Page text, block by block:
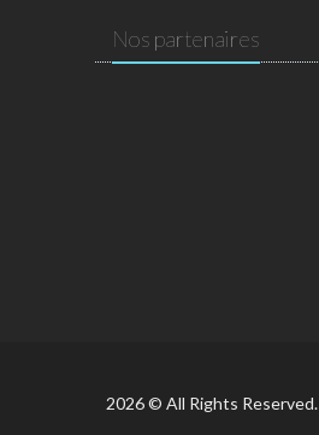
Nos partenaires
2026 © All Rights Reserved.